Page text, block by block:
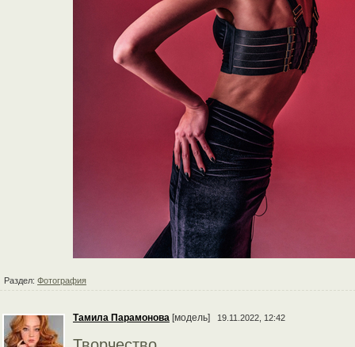
Раздел: Фотография
Тамила Парамонова [модель] 19.11.2022, 12:42